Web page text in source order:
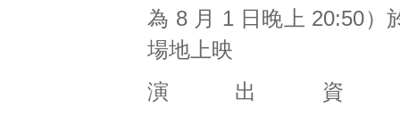
為 8 月 1 日晚上 20:50）
場地上映
演出資